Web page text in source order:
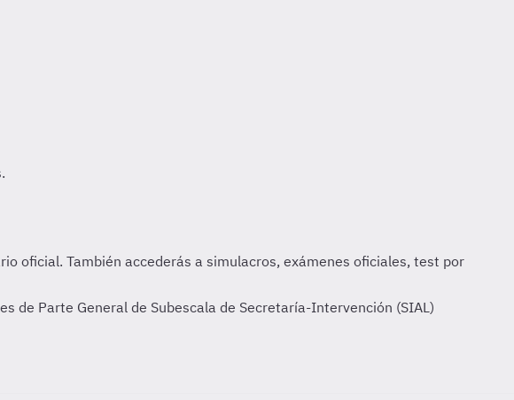
de Parte General de Subescala de Secretaría-Intervención (SIAL)